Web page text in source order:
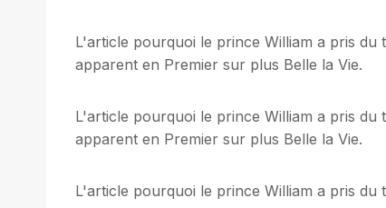
L'article pourquoi le prince William a pris
apparent en Premier sur plus Belle la Vie.
L'article pourquoi le prince William a pris
apparent en Premier sur plus Belle la Vie.
L'article pourquoi le prince William a pris